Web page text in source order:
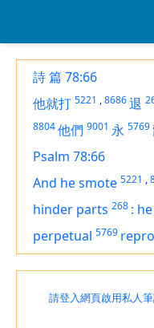
詩 篇 78:66
他就打 5221 ,8686退
8804他們 9001 永 5769
Psalm 78:66
And he smote 5221 ,
hinder parts 268 :
perpetual 5769
請登入網頁啟用私人筆